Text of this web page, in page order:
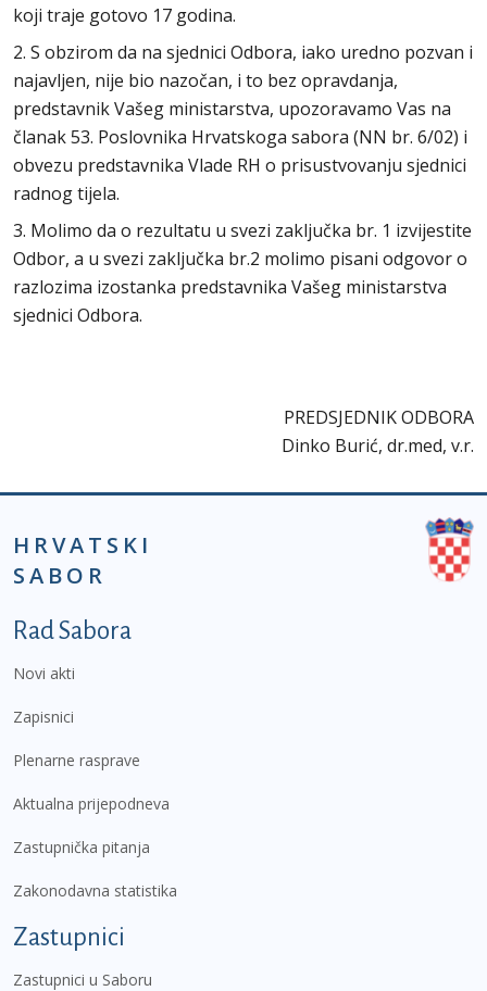
koji traje gotovo 17 godina.
2. S obzirom da na sjednici Odbora, iako uredno pozvan i
najavljen, nije bio nazočan, i to bez opravdanja,
predstavnik Vašeg ministarstva, upozoravamo Vas na
članak 53. Poslovnika Hrvatskoga sabora (NN br. 6/02) i
obvezu predstavnika Vlade RH o prisustvovanju sjednici
radnog tijela.
3. Molimo da o rezultatu u svezi zaključka br. 1 izvijestite
Odbor, a u svezi zaključka br.2 molimo pisani odgovor o
razlozima izostanka predstavnika Vašeg ministarstva
sjednici Odbora.
PREDSJEDNIK ODBORA
Dinko Burić, dr.med, v.r.
HRVATSKI
SABOR
Podnožje prvi izbornik
Rad Sabora
Novi akti
Zapisnici
Plenarne rasprave
Aktualna prijepodneva
Zastupnička pitanja
Zakonodavna statistika
Zastupnici
Zastupnici u Saboru